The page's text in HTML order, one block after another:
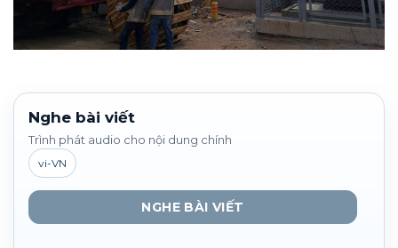
Nghe bài viết
Trình phát audio cho nội dung chính
vi-VN
NGHE BÀI VIẾT